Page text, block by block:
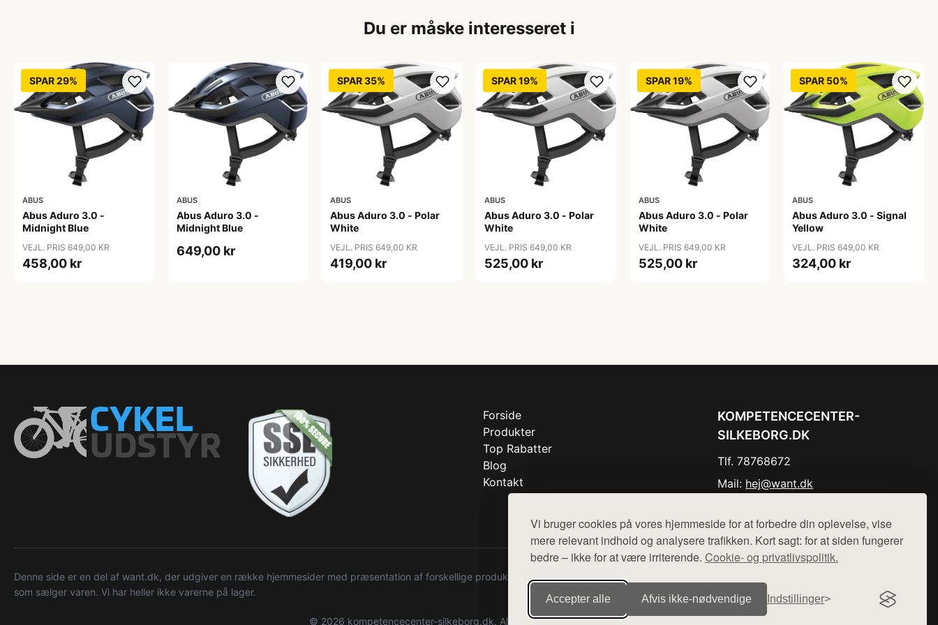
Vi bruger cookies på vores hjemmeside for at forbedre din oplevelse, vise
mere relevant indhold og analysere trafikken. Kort sagt: for at siden fungerer
bedre – ikke for at være irriterende. Cookie- og privatlivspolitik.
Accepter alle Afvis ikke‑nødvendige Indstillinger
Du er måske interesseret i
SPAR 29%
ABUS
Abus Aduro 3.0 -
Midnight Blue
VEJL. PRIS 649,00 KR
458,00 kr
ABUS
Abus Aduro 3.0 -
Midnight Blue
649,00 kr
SPAR 35%
ABUS
Abus Aduro 3.0 - Polar
White
VEJL. PRIS 649,00 KR
419,00 kr
SPAR 19%
ABUS
Abus Aduro 3.0 - Polar
White
VEJL. PRIS 649,00 KR
525,00 kr
SPAR 19%
ABUS
Abus Aduro 3.0 - Polar
White
VEJL. PRIS 649,00 KR
525,00 kr
SPAR 50%
ABUS
Abus Aduro 3.0 - Signal
Yellow
VEJL. PRIS 649,00 KR
324,00 kr
Forside
Produkter
Top Rabatter
Blog
Kontakt
KOMPETENCECENTER-
SILKEBORG.DK
Tlf. 78768672
Mail: hej@want.dk
Denne side er en del af want.dk, der udgiver en række hjemmesider med præsentation af forskellige produkter fra diverse webshops. Der sælges ikke varer fra denne side - vi henviser til de shops,
som sælger varen. Vi har heller ikke varerne på lager.
© 2026 kompetencecenter-silkeborg.dk. Alle rettigheder forbeholdes.